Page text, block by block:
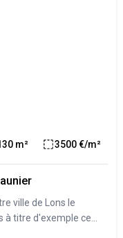
m² 3500 €/m²
ville de Lons le
à titre d'exemple ce